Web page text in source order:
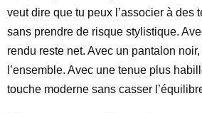
veut dire que tu peux l’associer à des
sans prendre de risque stylistique.
rendu reste net. Avec un pantalon
l’ensemble. Avec une tenue plus
touche moderne sans casser